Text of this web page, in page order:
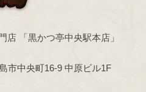
店
「黒かつ亭中央駅本店」
市中央町16-9 中原ビル1F